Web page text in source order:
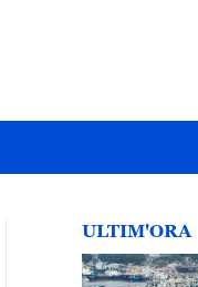
ULTIM'ORA